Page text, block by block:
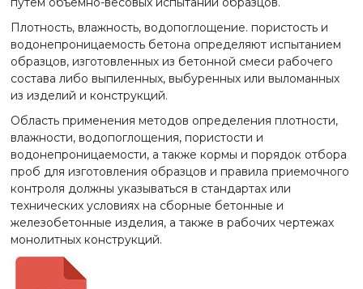
Плотность, влажность, водопоглощение. пористость и
водонепроницаемость бетона определяют испытанием
образцов, изготовленных из бетонной смеси рабочего
состава либо выпиленных, выбуренных или выломанных
из изделий и конструкций.
Область применения методов определения плотности,
влажности, водопоглощения, пористости и
водонепроницаемости, а также кормы и порядок отбора
проб для изготовления образцов и правила приемочного
контроля должны указываться в стандартах или
технических условиях на сборные бетонные и
железобетонные изделия, а также в рабочих чертежах
монолитных конструкций.